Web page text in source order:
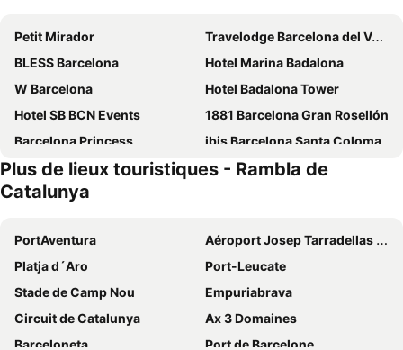
Petit Mirador
Travelodge Barcelona del Vallés
BLESS Barcelona
Hotel Marina Badalona
W Barcelona
Hotel Badalona Tower
Hotel SB BCN Events
1881 Barcelona Gran Rosellón
Barcelona Princess
ibis Barcelona Santa Coloma
Leonardo Royal Hotel Barcelona Forum
Travelodge Barcelona Poblenou
Hotel SB Win 4* Sup
Micampus Barcelona
The Mo House Gotic
Ibis Barcelona Meridiana
Barcelona Airport Hotel
Sercotel Porta Barcelona
NH Sants Barcelona
Hotel & Spa Villa Olimpica Suites
B&B HOTEL Barcelona Viladecans
Plus de lieux touristiques - Rambla de
Catalunya
PortAventura
Aéroport Josep Tarradellas Barcelone–El Prat
Platja d´Aro
Port-Leucate
Stade de Camp Nou
Empuriabrava
Circuit de Catalunya
Ax 3 Domaines
Barceloneta
Port de Barcelone